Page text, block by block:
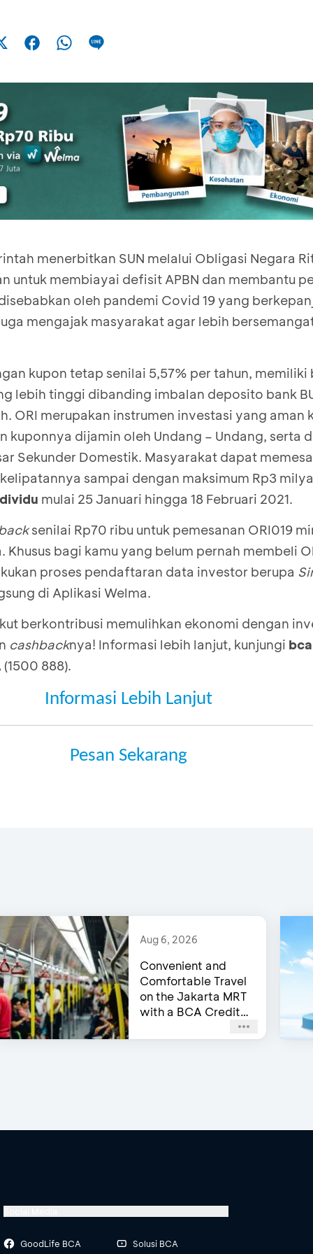
menerbitkan SUN melalui Obligasi Negara
untuk membiayai defisit APBN dan membantu
oleh pandemi Covid 19 yang
mengajak masyarakat agar lebih
kupon tetap senilai 5,57% per tahun,
lebih tinggi dibanding imbalan deposito bank
ORI merupakan instrumen investasi yang aman
kuponnya dijamin oleh Undang – Undang, serta
Sekunder Domestik. Masyarakat dapat
sampai dengan maksimum Rp3
mulai 25 Januari hingga 18 Februari 2021.
senilai Rp70 ribu untuk pemesanan ORI019
Khusus bagi kamu yang belum pernah membeli
proses pendaftaran data investor berupa
di Aplikasi Welma.
berkontribusi memulihkan ekonomi dengan
cashbacknya! Informasi lebih lanjut, kunjungi
888).
Informasi Lebih Lanjut
Pesan Sekarang
Aug 6, 2026
Convenient and
Comfortable Travel
on the Jakarta MRT
with a BCA Credit
GoodLife BCA Solusi BCA